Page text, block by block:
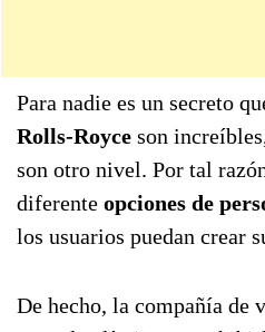
Para nadie es un secreto
Rolls-Royce son
son otro nivel. Por tal
diferente opciones de
los usuarios puedan crear
De hecho, la compañía de